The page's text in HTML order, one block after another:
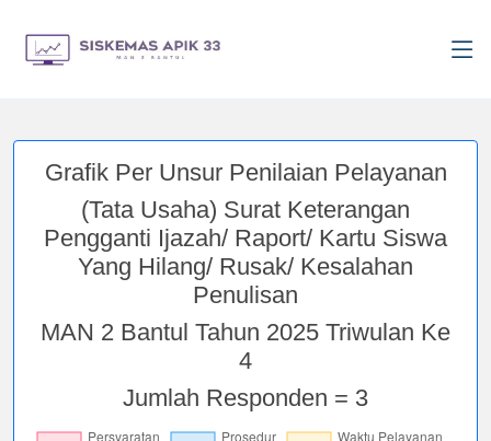
Grafik Per Unsur Penilaian Pelayanan
(Tata Usaha) Surat Keterangan
Pengganti Ijazah/ Raport/ Kartu Siswa
Yang Hilang/ Rusak/ Kesalahan
Penulisan
MAN 2 Bantul Tahun 2025 Triwulan Ke
4
Jumlah Responden = 3